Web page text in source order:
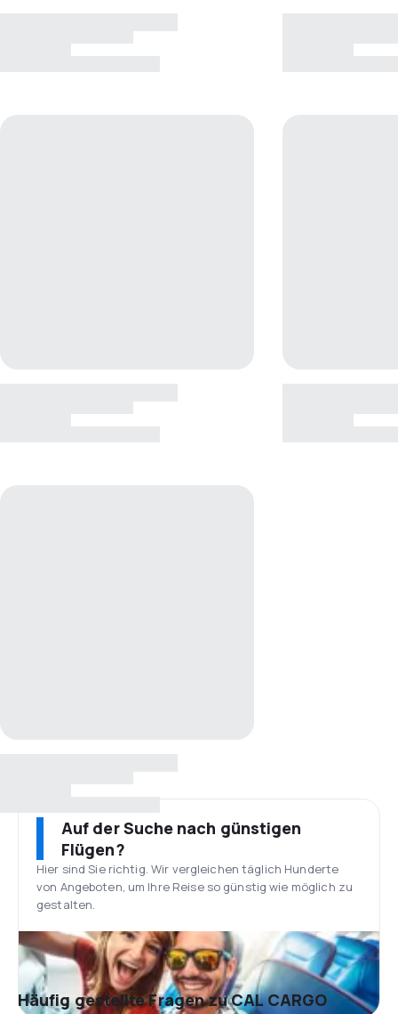
Auf der Suche nach günstigen
Flügen?
Hier sind Sie richtig. Wir vergleichen täglich Hunderte
von Angeboten, um Ihre Reise so günstig wie möglich zu
gestalten.
Häufig gestellte Fragen zu CAL CARGO